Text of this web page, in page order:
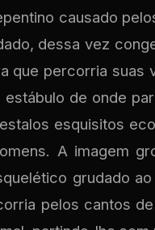
causado
dessa vez
que percorria suas
de onde
esquisitos
A imagem
grudado
pelos cantos